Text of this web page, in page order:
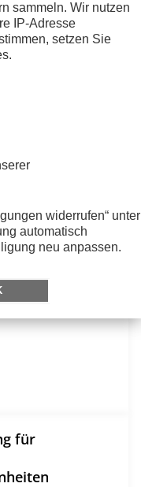
gem. § 117
(SGB XII)
für
sammeln. Wir nutzen
IP-Adresse
setzen Sie
widerrufen“ unter
automatisch
neu anpassen.